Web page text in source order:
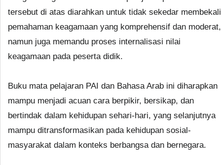
tersebut di atas diarahkan untuk tidak sekedar membekali
pemahaman keagamaan yang komprehensif dan moderat,
namun juga memandu proses internalisasi nilai
keagamaan pada peserta didik.
Buku mata pelajaran PAI dan Bahasa Arab ini diharapkan
mampu menjadi acuan cara berpikir, bersikap, dan
bertindak dalam kehidupan sehari-hari, yang selanjutnya
mampu ditransformasikan pada kehidupan sosial-
masyarakat dalam konteks berbangsa dan bernegara.